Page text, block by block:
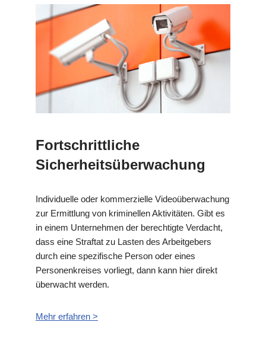
Fortschrittliche
Sicherheitsüberwachung
Individuelle oder kommerzielle Videoüberwachung
zur Ermittlung von kriminellen Aktivitäten. Gibt es
in einem Unternehmen der berechtigte Verdacht,
dass eine Straftat zu Lasten des Arbeitgebers
durch eine spezifische Person oder eines
Personenkreises vorliegt, dann kann hier direkt
überwacht werden.
Mehr erfahren >